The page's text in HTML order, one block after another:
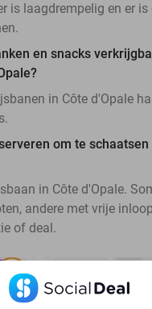
is laagdrempelig en er
en snacks
in Côte d'Opale
om te schaatsen
in Côte d'Opale.
andere met vrije
of deal.